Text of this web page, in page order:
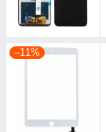
–11%